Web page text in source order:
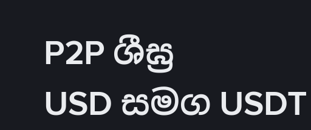
P2P ශීඝ්‍ර
USD සමග